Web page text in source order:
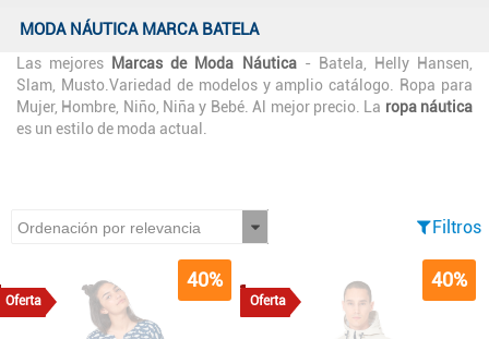
MODA NÁUTICA MARCA BATELA
Las mejores Marcas de Moda Náutica- Batela, Helly Hansen,
Slam, Musto.Variedad de modelos y amplio catálogo. Ropa para
Mujer, Hombre, Niño, Niña y Bebé. Al mejor precio. La ropa náutica
es un estilo de moda actual.
Filtros
Oferta
40%
Oferta
40%